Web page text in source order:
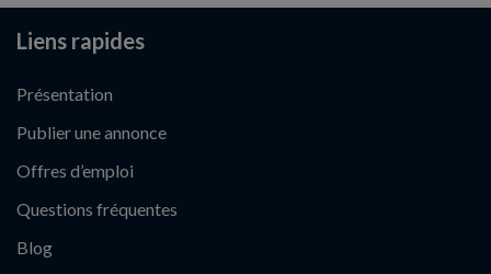
Liens rapides
Présentation
Publier une annonce
Offres d’emploi
Questions fréquentes
Blog